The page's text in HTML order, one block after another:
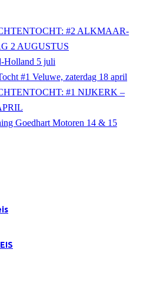
#2 ALKMAAR-
2 AUGUSTUS
Holland 5 juli
#1 Veluwe, zaterdag 18 april
#1 NIJKERK –
Goedhart Motoren 14 & 15